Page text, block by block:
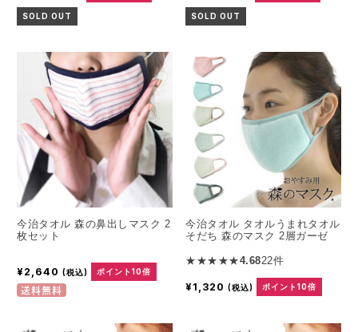
SOLD OUT SOLD OUT
今治タオル 森の鼻出しマスク 2
枚セット
¥2,640 (税込) ポイント10倍
送料無料
今治タオル タオルうまれタオル
そだち 森のマスク 2層ガーゼ
★★★★★4.6822件
¥1,320(税込) ポイント10倍